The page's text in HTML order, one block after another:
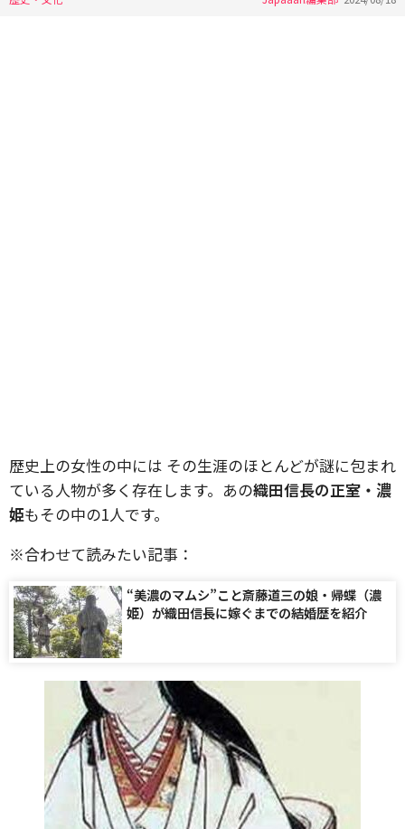
歴史上の女性の中には その生涯のほとんどが謎に包まれ
ている人物が多く存在します。あの織田信長の正室・濃
姫もその中の1人です。
※合わせて読みたい記事：
“美濃のマムシ”こと斎藤道三の娘・帰蝶（濃
姫）が織田信長に嫁ぐまでの結婚歴を紹介